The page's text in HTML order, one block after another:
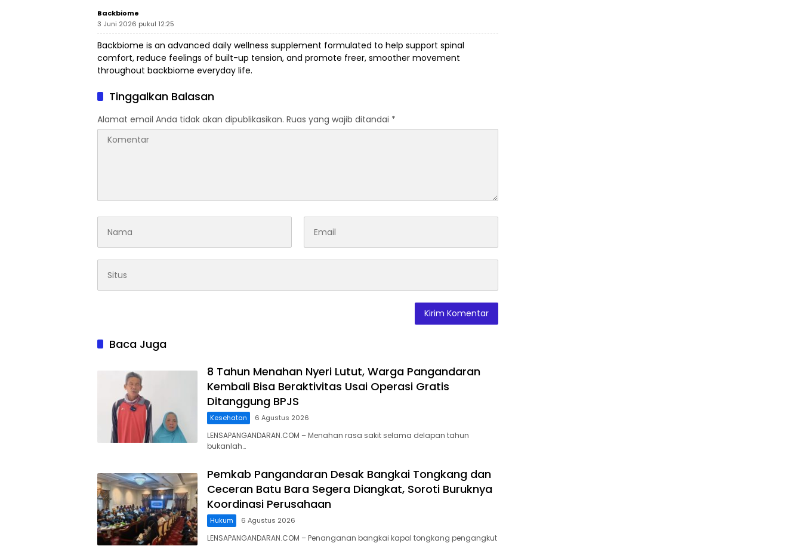
Backbiome
3 Juni 2026 pukul 12:25
Backbiome is an advanced daily wellness supplement formulated to help support spinal
comfort, reduce feelings of built-up tension, and promote freer, smoother movement
throughout backbiome everyday life.
Tinggalkan Balasan
Alamat email Anda tidak akan dipublikasikan. Ruas yang wajib ditandai *
Baca Juga
8 Tahun Menahan Nyeri Lutut, Warga Pangandaran
Kembali Bisa Beraktivitas Usai Operasi Gratis
Ditanggung BPJS
Kesehatan 6 Agustus 2026
LENSAPANGANDARAN.COM – Menahan rasa sakit selama delapan tahun
bukanlah…
Pemkab Pangandaran Desak Bangkai Tongkang dan
Ceceran Batu Bara Segera Diangkat, Soroti Buruknya
Koordinasi Perusahaan
Hukum 6 Agustus 2026
LENSAPANGANDARAN.COM – Penanganan bangkai kapal tongkang pengangkut